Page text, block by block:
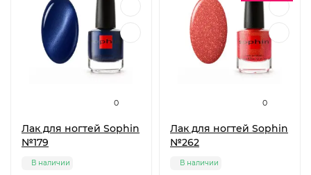
0
Лак для ногтей Sophin
№179
В наличии
0
Лак для ногтей Sophin
№262
В наличии